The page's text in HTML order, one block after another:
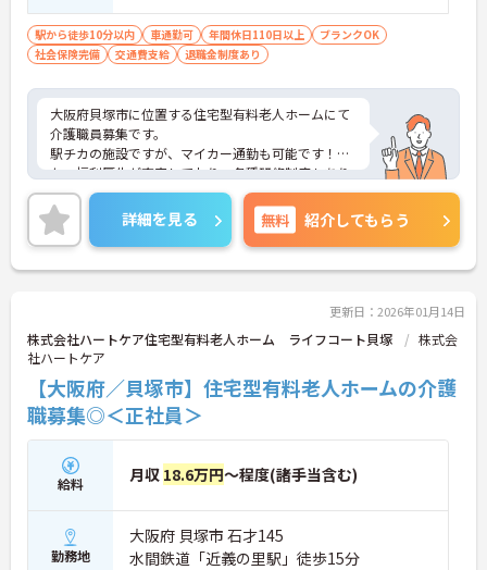
駅から徒歩10分以内 車通勤可 年間休日110日以上
ブランクOK
社会保険完備
交通費支給 退職金制度あり
大阪府貝塚市に位置する住宅型有料老人ホームにて
介護職員募集です。
駅チカの施設ですが、マイカー通勤も可能です！ま
た、福利厚生が充実しており、各種研修制度もあり
ますので、スキルアップ・キャリアアップも可能で
す！
ご興味ある方には、面接対策ポイントなど、さらに
詳細をお話しいたしますのでお気軽にご相談くださ
い！
詳細を見る 無料 紹介してもらう
更新日：2026年01月14日
株式会社ハートケア住宅型有料老人ホーム ライフコート貝塚
株式会
社ハートケア
【大阪府／貝塚市】住宅型有料老人ホームの介護
職募集◎＜正社員＞
給料 月収 18.6万円～程度(諸手当含む)
勤務地
大阪府 貝塚市 石才145
水間鉄道「近義の里駅」徒歩15分